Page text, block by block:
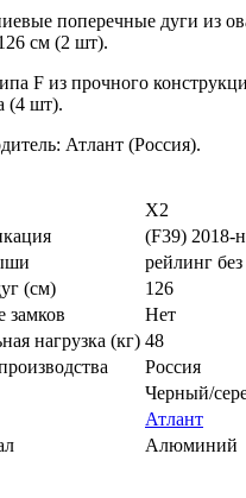
поперечные дуги из
см (2 шт).
F из прочного
(4 шт).
Атлант (Россия).
X2
(F39) 2018-
рейлинг без
(см)
126
замков
Нет
нагрузка (кг) 48
Россия
Черный/
Атлант
Алюминий